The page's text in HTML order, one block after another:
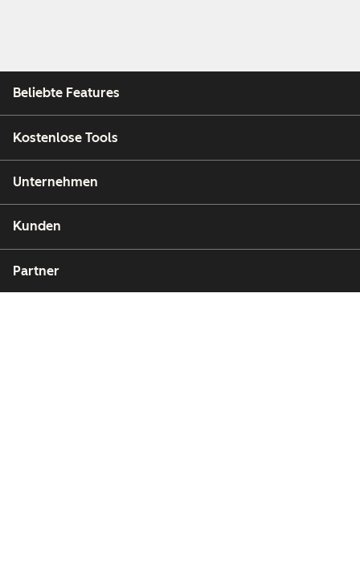
Beliebte Features
Kostenlose Tools
Unternehmen
Kunden
Partner